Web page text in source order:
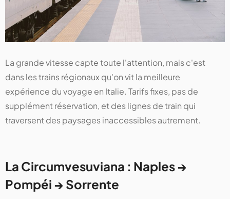
La grande vitesse capte toute l'attention, mais c'est
dans les trains régionaux qu'on vit la meilleure
expérience du voyage en Italie. Tarifs fixes, pas de
supplément réservation, et des lignes de train qui
traversent des paysages inaccessibles autrement.
La Circumvesuviana : Naples →
Pompéi → Sorrente